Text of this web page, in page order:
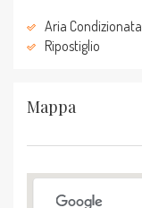
Aria Condizionata
Ripostiglio
Mappa